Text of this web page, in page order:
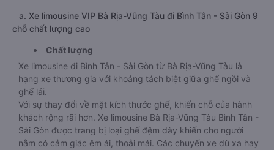
a. Xe limousine VIP Bà Rịa-Vũng Tàu đi Bình Tân - Sài Gòn 9
chỗ chất lượng cao
Chất lượng
Xe limousine đi Bình Tân - Sài Gòn từ Bà Rịa-Vũng Tàu là
hạng xe thương gia với khoảng tách biệt giữa ghế ngồi và
ghế lái.
Với sự thay đổi về mặt kích thước ghế, khiến chỗ của hành
khách rộng rãi hơn. Xe limousine Bà Rịa-Vũng Tàu Bình Tân -
Sài Gòn được trang bị loại ghế đệm dày khiến cho người
nằm có cảm giác êm ái, thoải mái. Các chuyến xe dù xa hay